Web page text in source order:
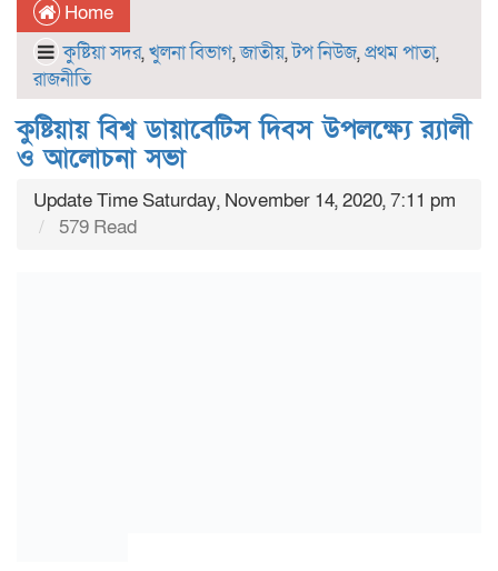
Home
কুষ্টিয়া সদর,খুলনা বিভাগ,জাতীয়,টপ নিউজ,প্রথম পাতা,
রাজনীতি
কুষ্টিয়ায় বিশ্ব ডায়াবেটিস দিবস উপলক্ষ্যে র‌্যালী
ও আলোচনা সভা
Update Time Saturday, November 14, 2020, 7:11 pm
579 Read